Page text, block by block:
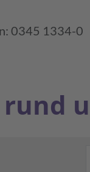
0345 1334-0